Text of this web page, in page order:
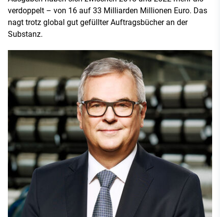
verdoppelt – von 16 auf 33 Milliarden Millionen Euro. Das
nagt trotz global gut gefüllter Auftragsbücher an der
Substanz.